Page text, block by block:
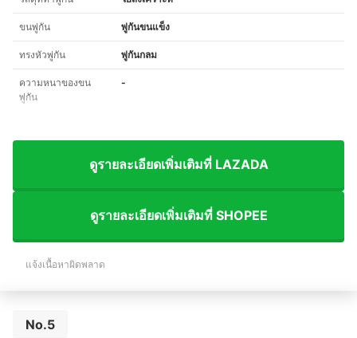
ขนพู่กัน พู่กันขนแข็ง
ทรงหัวพู่กัน พู่กันกลม
ความหนาของขน
พู่กัน
-
ดูรายละเอียดเพิ่มเติมที่ LAZADA
ดูรายละเอียดเพิ่มเติมที่ SHOPEE
แจ้งเนื้อหาผิดพลาด
No.5